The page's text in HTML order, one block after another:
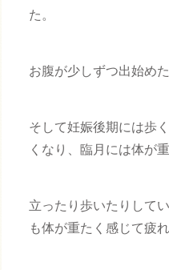
た。
お腹が少しずつ出始めた
そして妊娠後期には歩
くなり、臨月には体が
立ったり歩いたりして
も体が重たく感じて疲